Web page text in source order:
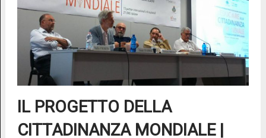
IL PROGETTO DELLA
CITTADINANZA MONDIALE |